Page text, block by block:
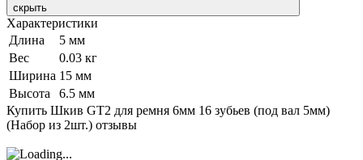
скрыть
Характеристики
Длина
5 мм
Вес
0.03 кг
Ширина 15 мм
Высота
6.5 мм
Купить Шкив GT2 для ремня 6мм 16 зубьев (под вал 5мм)
(Набор из 2шт.) отзывы